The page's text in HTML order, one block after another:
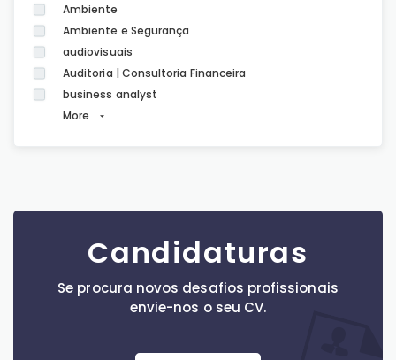
Ambiente
Ambiente e Segurança
audiovisuais
Auditoria | Consultoria Financeira
business analyst
More
Candidaturas
Se procura novos desafios profissionais
envie-nos o seu CV.